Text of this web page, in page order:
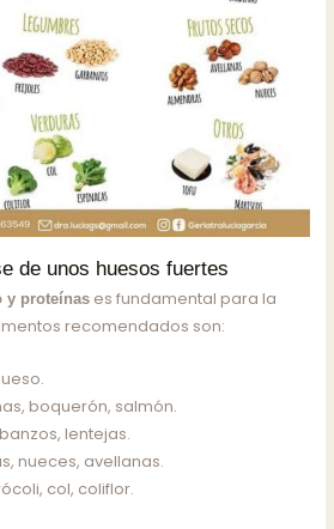
de unos huesos fuertes
y proteínas es fundamental para la
recomendados son:
boquerón, salmón.
lentejas.
nueces, avellanas.
col, coliflor.